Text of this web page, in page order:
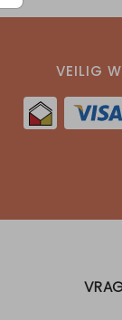
VEILIG